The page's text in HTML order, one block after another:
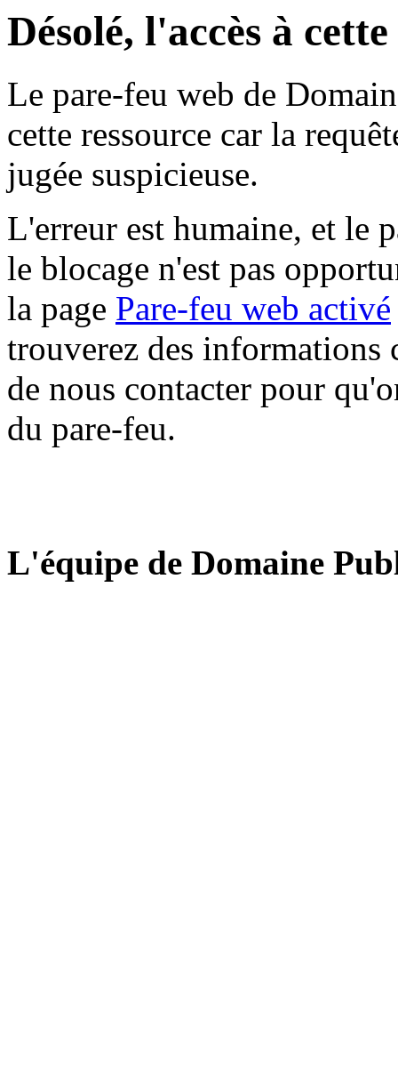
Désolé, l'accès à
Le pare-feu web de
cette ressource car la
jugée suspicieuse.
L'erreur est humaine, et le
le blocage n'est pas
la page Pare-feu web activé
trouverez des informations
de nous contacter pour
du pare-feu.
L'équipe de Domaine